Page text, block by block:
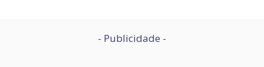
- Publicidade -